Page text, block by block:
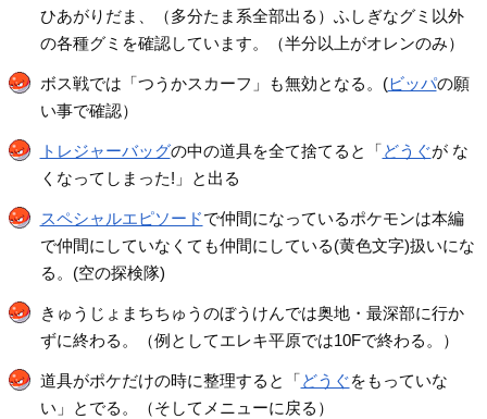
ひあがりだま、（多分たま系全部出る）ふしぎなグミ以外
の各種グミを確認しています。（半分以上がオレンのみ）
ボス戦では「つうかスカーフ」も無効となる。(ビッパの願
い事で確認）
トレジャーバッグの中の道具を全て捨てると「どうぐが な
くなってしまった!」と出る
スペシャルエピソードで仲間になっているポケモンは本編
で仲間にしていなくても仲間にしている(黄色文字)扱いにな
る。(空の探検隊)
きゅうじょまちちゅうのぼうけんでは奥地・最深部に行か
ずに終わる。（例としてエレキ平原では10Fで終わる。）
道具がポケだけの時に整理すると「どうぐをもっていな
い」とでる。（そしてメニューに戻る）